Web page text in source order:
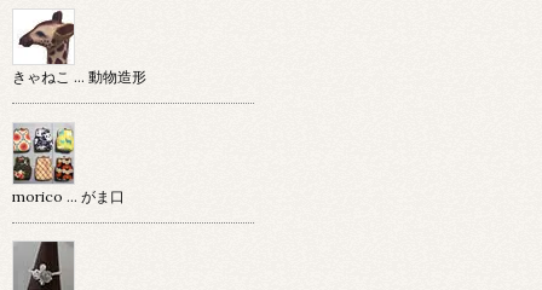
きゃねこ … 動物造形
morico … がま口